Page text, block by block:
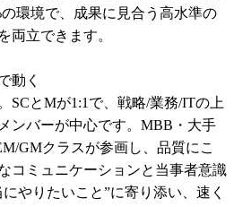
環境で、成果に見合う高水準の
両立できます。
動く
SCとMが1:1で、戦略/業務/ITの上
ンバーが中心です。MBB・大手
GMクラスが参画し、品質にこ
コミュニケーションと当事者意識
やりたいこと”に寄り添い、速く